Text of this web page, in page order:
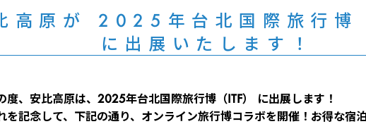
高原が 2025年台北国際旅行博
に出展いたします！
度、安比高原は、2025年台北国際旅行博（ITF） に出展します！
を記念して、下記の通り、オンライン旅行博コラボを開催！お得な宿